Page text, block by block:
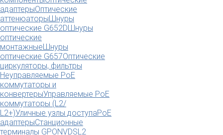
адаптерыОптические
аттенюаторыШнуры
оптические G652DШнуры
оптические
монтажныеШнуры
оптические G657Оптические
циркуляторы, фильтры
Неуправляемые PoE
коммутаторы и
конвертерыУправляемые PoE
коммутаторы (L2/
L2+)Уличные узлы доступаPoE
адаптерыСтанционные
терминалы GPONVDSL2